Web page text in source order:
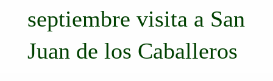
septiembre visita a San
Juan de los Caballeros